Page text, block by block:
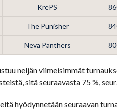
KrePS
The Punisher
Neva Panthers
neljän viimeisimmät
sitä seuraavasta 75 %,
hyödynnetään seuraavan